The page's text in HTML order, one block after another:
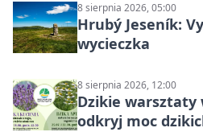
8 sierpnia 2026, 05:00
Hrubý Jeseník:
wycieczka
8 sierpnia 2026, 12:00
Dzikie warsztaty
odkryj moc